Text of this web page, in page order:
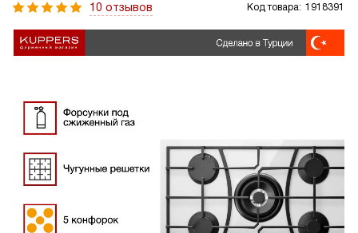
10 отзывов Код товара: 1918391